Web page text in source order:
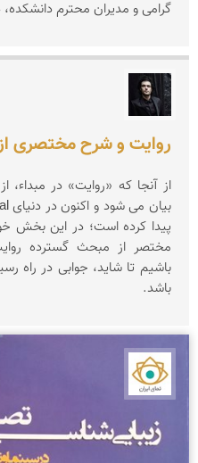
گرامی و مدیران محترم دانشکده،
روایت و شرح مختصری
از آنجا که «روایت» در مبداء،
پیدا کرده است؛ در این بخش
مختصر از مبحث گسترده
باشیم تا شاید، جوابی در راه
باشد.